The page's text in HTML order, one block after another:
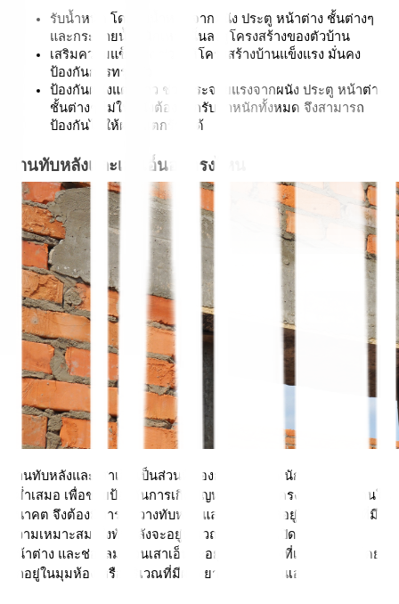
รับน้ำหนัก โดยรับน้ำหนักจากผนัง ประตู หน้าต่าง ชั้นต่างๆ
และกระจายน้ำหนักเหล่านั้นลงสู่โครงสร้างของตัวบ้าน
เสริมความแข็งแรง ช่วยให้โครงสร้างบ้านแข็งแรง มั่นคง
ป้องกันการทรุดตัว
ป้องกันผนังแตกร้าว ช่วยกระจายแรงจากผนัง ประตู หน้าต่าง
ชั้นต่างๆ ไม่ให้ผนังต้องแบกรับน้ำหนักทั้งหมด จึงสามารถ
ป้องกันไม่ให้ผนังแตกร้าวได้
คานทับหลังและเสาเอ็นอยู่ตรงไหน
คานทับหลังและเสาเอ็นเป็นส่วนที่ต้องกระจายน้ำหนักให้มีความ
สม่ำเสมอ เพื่อช่วยป้องกันการเกิดปัญหาเกี่ยวกับโครงสร้างของบ้านใน
อนาคต จึงต้องมีการจัดวางทับหลัง และเสาเอ็นให้อยู่ในตำแหน่งที่มี
ความเหมาะสม ซึ่งทับหลังจะอยู่บริเวณเหนือช่องเปิด เช่น ประตู
หน้าต่าง และช่องลม ส่วนเสาเอ็นจะอยู่ในตำแหน่งที่เป็นแนวตั้ง โดย
มักอยู่ในมุมห้อง หรือบริเวณที่มีผนังยาวต่อเนื่องนั่นเอง